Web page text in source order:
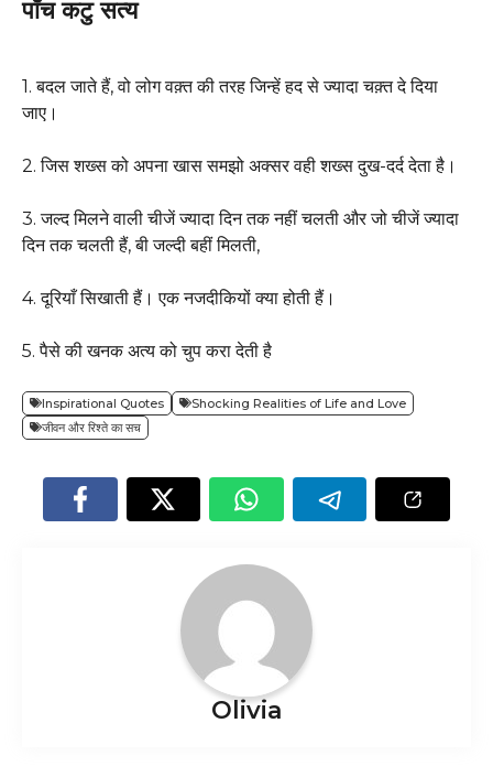
पाँच कटु सत्य
1. बदल जाते हैं, वो लोग वक़्त की तरह जिन्हें हद से ज्यादा चक़्त दे दिया
जाए।
2. जिस शख्स को अपना खास समझो अक्सर वही शख्स दुख-दर्द देता है।
3. जल्द मिलने वाली चीजें ज्यादा दिन तक नहीं चलती और जो चीजें ज्यादा
दिन तक चलती हैं, बी जल्दी बहीं मिलती,
4. दूरियाँ सिखाती हैं। एक नजदीकियों क्या होती हैं।
5. पैसे की खनक अत्य को चुप करा देती है
Inspirational Quotes
Shocking Realities of Life and Love
जीवन और रिश्ते का सच
Olivia